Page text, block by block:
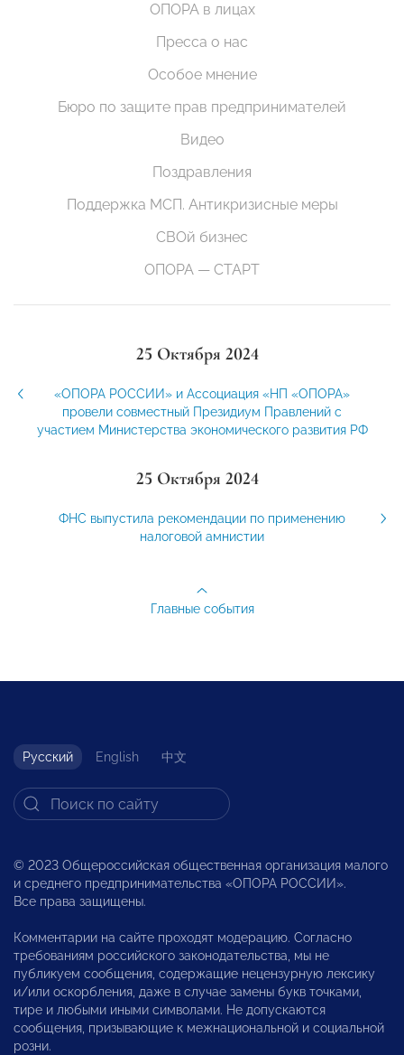
ОПОРА в лицах
Пресса о нас
Особое мнение
Бюро по защите прав предпринимателей
Видео
Поздравления
Поддержка МСП. Антикризисные меры
СВОй бизнес
ОПОРА — СТАРТ
25 Октября 2024
«ОПОРА РОССИИ» и Ассоциация «НП «ОПОРА»
провели совместный Президиум Правлений с
участием Министерства экономического развития РФ
25 Октября 2024
ФНС выпустила рекомендации по применению
налоговой амнистии
Главные события
Русский English 中文
© 2023 Общероссийская общественная организация малого
и среднего предпринимательства «ОПОРА РОССИИ».
Все права защищены.
Комментарии на сайте проходят модерацию. Согласно
требованиям российского законодательства, мы не
публикуем сообщения, содержащие нецензурную лексику
и/или оскорбления, даже в случае замены букв точками,
тире и любыми иными символами. Не допускаются
сообщения, призывающие к межнациональной и социальной
розни.